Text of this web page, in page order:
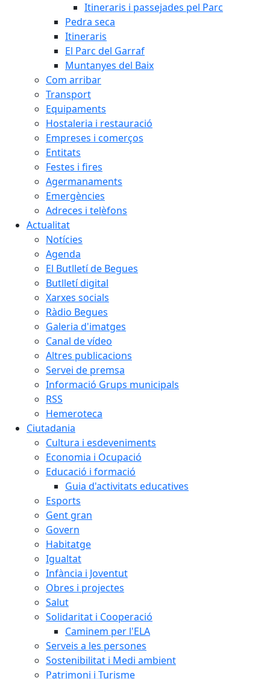
Itineraris i passejades pel Parc
Pedra seca
Itineraris
El Parc del Garraf
Muntanyes del Baix
Com arribar
Transport
Equipaments
Hostaleria i restauració
Empreses i comerços
Entitats
Festes i fires
Agermanaments
Emergències
Adreces i telèfons
Actualitat
Notícies
Agenda
El Butlletí de Begues
Butlletí digital
Xarxes socials
Ràdio Begues
Galeria d'imatges
Canal de vídeo
Altres publicacions
Servei de premsa
Informació Grups municipals
RSS
Hemeroteca
Ciutadania
Cultura i esdeveniments
Economia i Ocupació
Educació i formació
Guia d'activitats educatives
Esports
Gent gran
Govern
Habitatge
Igualtat
Infància i Joventut
Obres i projectes
Salut
Solidaritat i Cooperació
Caminem per l'ELA
Serveis a les persones
Sostenibilitat i Medi ambient
Patrimoni i Turisme